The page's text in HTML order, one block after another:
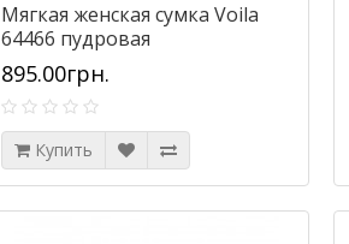
Мягкая женская сумка Voila
64466 пудровая
895.00грн.
Купить